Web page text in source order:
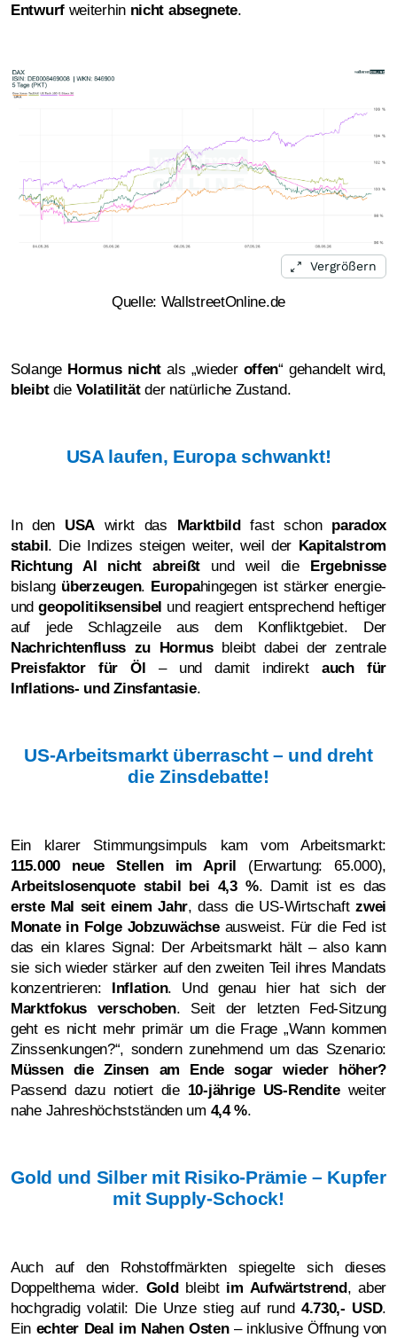
Entwurfweiterhin nicht absegnete.
Vergrößern
Quelle: WallstreetOnline.de
Solange Hormus nicht als „wieder offen“ gehandelt wird,
bleibtdie Volatilitätder natürliche Zustand.
USA laufen, Europa schwankt!
In den USAwirkt das Marktbildfast schon paradox
stabil. Die Indizes steigen weiter, weil der Kapitalstrom
Richtung AI nicht abreißt und weil die Ergebnisse
bislang überzeugen. Europahingegen ist stärker energie-
undgeopolitiksensibel und reagiert entsprechend heftiger
auf jede Schlagzeile aus dem Konfliktgebiet. Der
Nachrichtenfluss zu Hormusbleibt dabei der zentrale
Preisfaktor für Öl – und damit indirekt auch für
Inflations- und Zinsfantasie.
US-Arbeitsmarkt überrascht – und dreht
die Zinsdebatte!
Ein klarer Stimmungsimpuls kam vom Arbeitsmarkt:
115.000 neue Stellen im April (Erwartung: 65.000),
Arbeitslosenquote stabil bei 4,3 %. Damit ist es das
erste Mal seit einem Jahr, dass die US-Wirtschaftzwei
Monate in Folge Jobzuwächseausweist. Für die Fed ist
das ein klares Signal: Der Arbeitsmarkt hält – also kann
sie sich wieder stärker auf den zweiten Teil ihres Mandats
konzentrieren: Inflation. Und genau hier hat sich der
Marktfokus verschoben. Seit der letzten Fed-Sitzung
geht es nicht mehr primär um die Frage „Wann kommen
Zinssenkungen?“, sondern zunehmend um das Szenario:
Müssen die Zinsen am Ende sogar wieder höher?
Passend dazu notiert die 10-jährige US-Renditeweiter
nahe Jahreshöchstständen um 4,4 %.
Gold und Silber mit Risiko-Prämie – Kupfer
mit Supply-Schock!
Auch auf den Rohstoffmärkten spiegelte sich dieses
Doppelthema wider. Goldbleibt im Aufwärtstrend, aber
hochgradig volatil: Die Unze stieg auf rund 4.730,- USD.
Ein echter Deal im Nahen Osten– inklusive Öffnung von